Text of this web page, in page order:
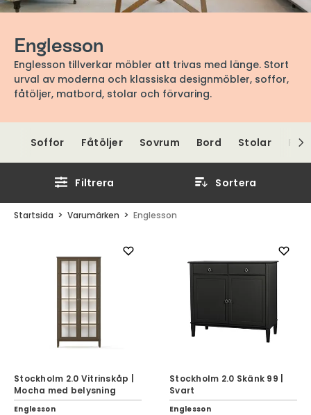
Englesson
Englesson tillverkar möbler att trivas med länge. Stort
urval av moderna och klassiska designmöbler, soffor,
fåtöljer, matbord, stolar och förvaring.
Soffor Fåtöljer Sovrum Bord Stolar
Filtrera Sortera
Startsida Varumärken Englesson
Stockholm 2.0 Vitrinskåp |
Mocha med belysning
Englesson
Stockholm 2.0 Skänk 99 |
Svart
Englesson